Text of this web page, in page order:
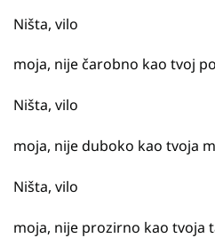
Ništa, vilo
moja, nije čarobno kao tvoj
Ništa, vilo
moja, nije duboko kao tvoja
Ništa, vilo
moja, nije prozirno kao tvoja